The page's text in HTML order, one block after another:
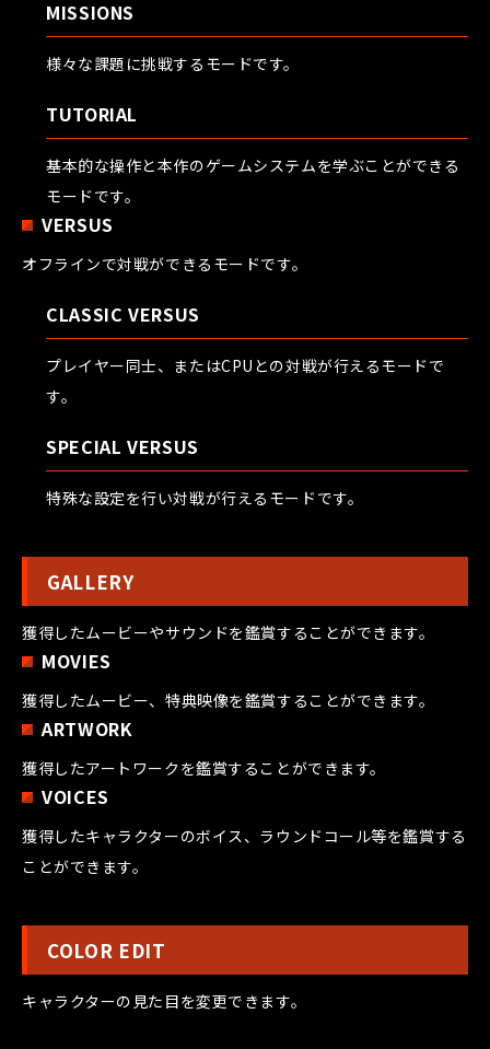
MISSIONS
様々な課題に挑戦するモードです。
TUTORIAL
基本的な操作と本作のゲームシステムを学ぶことができる
モードです。
VERSUS
オフラインで対戦ができるモードです。
CLASSIC VERSUS
プレイヤー同士、またはCPUとの対戦が行えるモードで
す。
SPECIAL VERSUS
特殊な設定を行い対戦が行えるモードです。
GALLERY
獲得したムービーやサウンドを鑑賞することができます。
MOVIES
獲得したムービー、特典映像を鑑賞することができます。
ARTWORK
獲得したアートワークを鑑賞することができます。
VOICES
獲得したキャラクターのボイス、ラウンドコール等を鑑賞する
ことができます。
COLOR EDIT
キャラクターの見た目を変更できます。